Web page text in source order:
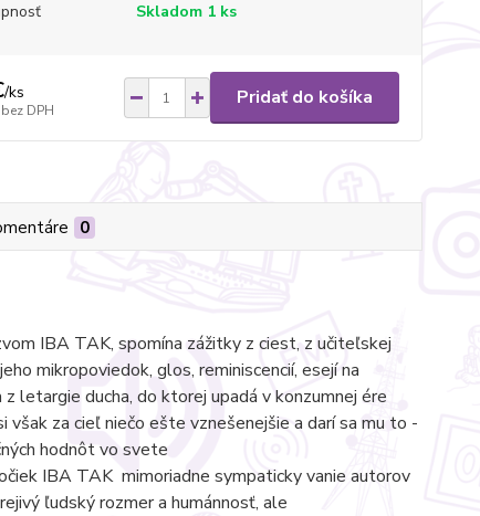
Skladom 1 ks
/ks
bez DPH
Pridať do košíka
0
IBA TAK, spomína zážitky z ciest, z učiteľskej
mikropoviedok, glos, reminiscencií, esejí na
letargie ducha, do ktorej upadá v konzumnej ére
však za cieľ niečo ešte vznešenejšie a darí sa mu to -
hodnôt vo svete
IBA TAK mimoriadne sympaticky vanie autorov
ľudský rozmer a humánnosť, ale